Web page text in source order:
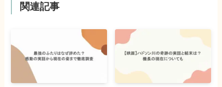
関連記事